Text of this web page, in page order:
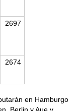
2697
2674
en Hamburgo